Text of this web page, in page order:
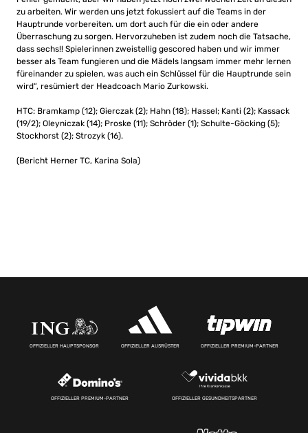
zu arbeiten. Wir werden uns jetzt fokussiert auf die Teams in der
Hauptrunde vorbereiten. um dort auch für die ein oder andere
Überraschung zu sorgen. Hervorzuheben ist zudem noch die Tatsache,
dass sechs!! Spielerinnen zweistellig gescored haben und wir immer
besser als Team fungieren und die Mädels langsam immer mehr lernen
füreinander zu spielen, was auch ein Schlüssel für die Hauptrunde sein
wird“, resümiert der Headcoach Mario Zurkowski.
HTC: Bramkamp (12); Gierczak (2); Hahn (18); Hassel; Kanti (2); Kassack
(19/2); Oleyniczak (14); Proske (11); Schröder (1); Schulte-Göcking (5);
Stockhorst (2); Strozyk (16).
(Bericht Herner TC, Karina Sola)
OFFIZIELLER HAUPTSPONSOR OFFIZIELLER AUSRÜSTER OFFIZIELLER PREMIUM-PARTNER
OFFIZIELLER PREMIUM-PARTNER OFFIZIELLER GESUNDHEITSPARTNER